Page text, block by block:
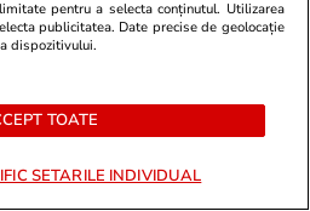
a costat,
pentru a selecta conținutul. Utilizarea
publicitatea. Date precise de geolocație
dispozitivului.
TOATE
SETARILE INDIVIDUAL